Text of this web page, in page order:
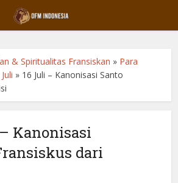
& Spiritualitas Fransiskan » Para
Juli » 16 Juli – Kanonisasi Santo
Kanonisasi
dari